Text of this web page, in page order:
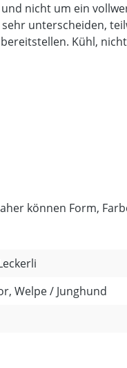
nicht um ein
unterscheiden,
Kühl,
können Form,
Welpe / Junghund